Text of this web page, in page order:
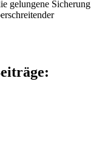
gelungene Sicherung